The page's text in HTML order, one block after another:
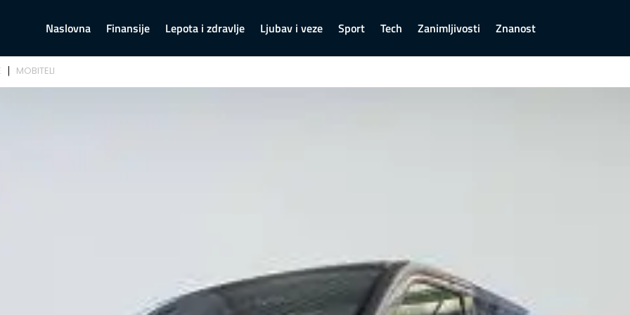
Naslovna Finansije Lepota i zdravlje Ljubav i veze Sport Tech Zanimljivosti Znanost